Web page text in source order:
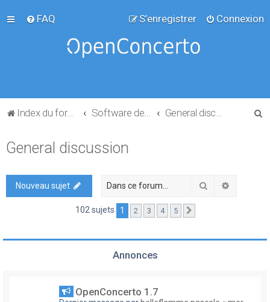
FAQ Connexion
S’enregistrer
Index du forum
General discussion
Nouveau sujet Rechercher
102 sujets 1 2 3 4 5
Annonces
OpenConcerto 1.7